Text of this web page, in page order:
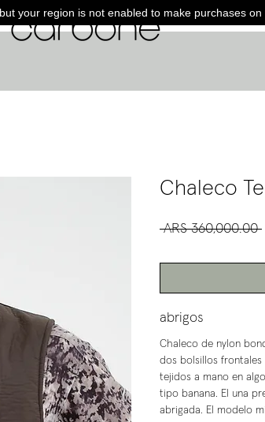
your region is not enabled to make purchases on
Chaleco
ARS 360,000.00
abrigos
Chaleco de nylon
dos bolsillos frontales
tejidos a mano en
tipo banana. El una
abrigada. El modelo